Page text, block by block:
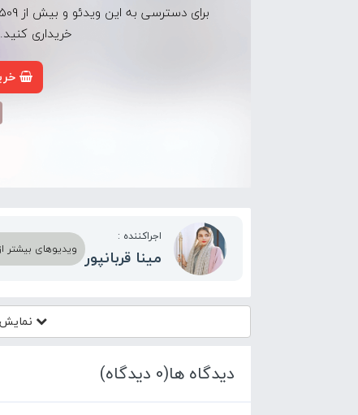
برای دسترسی به این ویدئو و بیش از 1509 ویدئوی اجرای ریتم دیگر، ابتدا
خریداری کنید.
اجراکننده :
مینا قربانپور ویدیوهای بیشتر
دیدگاه ها(0 دیدگاه)